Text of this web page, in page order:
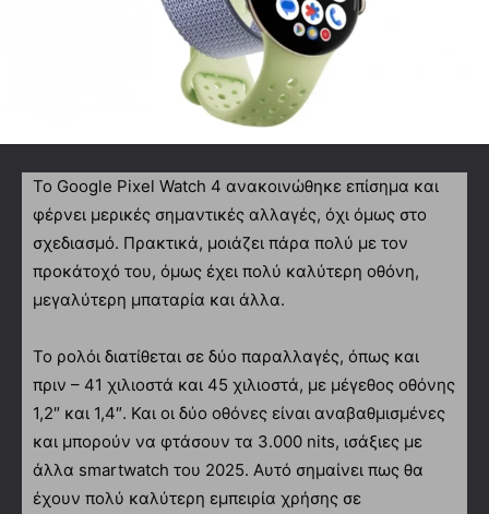
To Google Pixel Watch 4 ανακοινώθηκε επίσημα και
φέρνει μερικές σημαντικές αλλαγές, όχι όμως στο
σχεδιασμό. Πρακτικά, μοιάζει πάρα πολύ με τον
προκάτοχό του, όμως έχει πολύ καλύτερη οθόνη,
μεγαλύτερη μπαταρία και άλλα.
Το ρολόι διατίθεται σε δύο παραλλαγές, όπως και
πριν – 41 χιλιοστά και 45 χιλιοστά, με μέγεθος οθόνης
1,2″ και 1,4″. Και οι δύο οθόνες είναι αναβαθμισμένες
και μπορούν να φτάσουν τα 3.000 nits, ισάξιες με
άλλα smartwatch του 2025. Αυτό σημαίνει πως θα
έχουν πολύ καλύτερη εμπειρία χρήσης σε